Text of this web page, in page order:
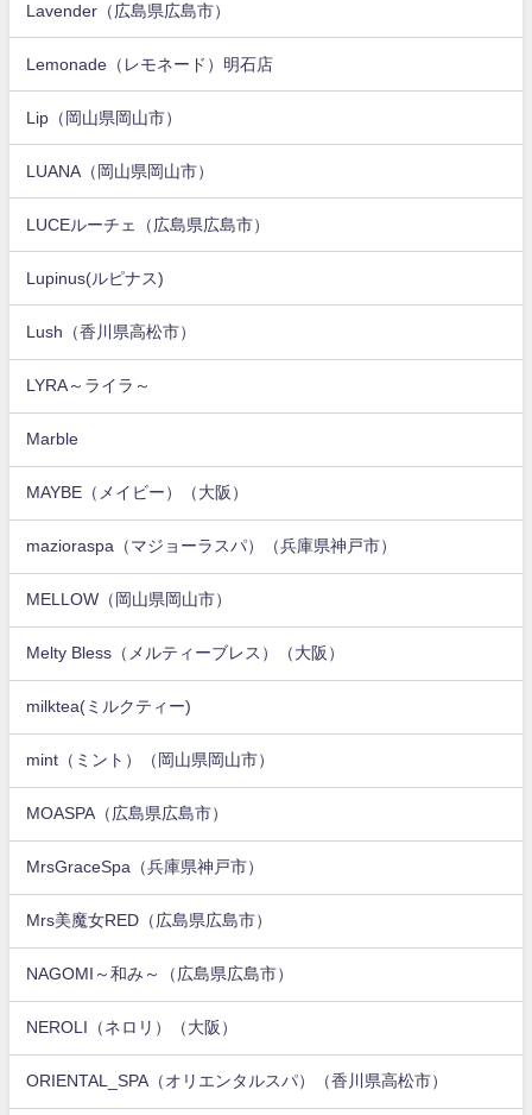
Lavender（広島県広島市）
Lemonade（レモネード）明石店
Lip（岡山県岡山市）
LUANA（岡山県岡山市）
LUCEルーチェ（広島県広島市）
Lupinus(ルピナス)
Lush（香川県高松市）
LYRA～ライラ～
Marble
MAYBE（メイビー）（大阪）
mazioraspa（マジョーラスパ）（兵庫県神戸市）
MELLOW（岡山県岡山市）
Melty Bless（メルティーブレス）（大阪）
milktea(ミルクティー)
mint（ミント）（岡山県岡山市）
MOASPA（広島県広島市）
MrsGraceSpa（兵庫県神戸市）
Mrs美魔女RED（広島県広島市）
NAGOMI～和み～（広島県広島市）
NEROLI（ネロリ）（大阪）
ORIENTAL_SPA（オリエンタルスパ）（香川県高松市）